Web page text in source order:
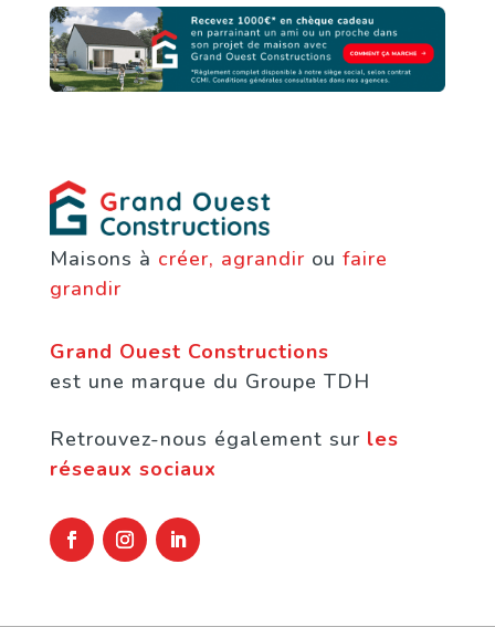
Maisons à créer, agrandirou faire
grandir
Grand Ouest Constructions
est une marque du Groupe TDH
Retrouvez-nous également sur les
réseaux sociaux